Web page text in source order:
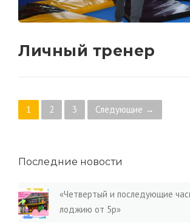
Личный тренер
Posts navigation
1 2 3 Следующие →
Последние новости
«Четвертый и последующие
лоджию от 5р»